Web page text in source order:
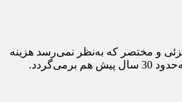
و مختصر که به‌نظر نمی‌رسد هزینه